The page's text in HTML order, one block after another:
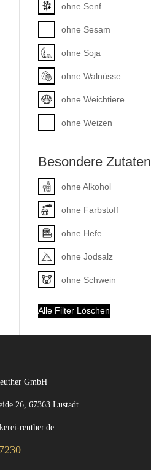
ohne Senf
ohne Sesam
ohne Soja
ohne Walnüsse
ohne Weichtiere
ohne Weizen
Besondere Zutaten
ohne Alkohol
ohne Farbstoff
ohne Hefe
ohne Jodsalz
ohne Schwein
Alle Filter Löschen
GmbH
26, 67363 Lustadt
reuther.de